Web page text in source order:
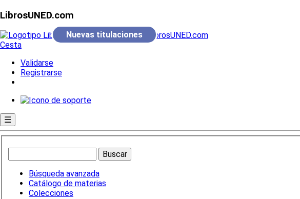
LibrosUNED.com
Cesta
Validarse
Registrarse
☰
Búsqueda avanzada
Catálogo de materias
Colecciones
Nuevas titulaciones